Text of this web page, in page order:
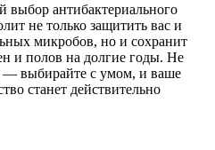
выбор антибактериального
не только защитить вас и
микробов, но и сохранит
и полов на долгие годы. Не
— выбирайте с умом, и ваше
станет действительно